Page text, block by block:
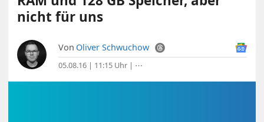
nicht für uns
Von Oliver Schwuchow
05.08.16 | 11:15 Uhr | ⋯